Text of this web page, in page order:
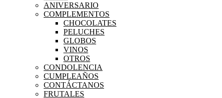
ANIVERSARIO
COMPLEMENTOS
CHOCOLATES
PELUCHES
GLOBOS
VINOS
OTROS
CONDOLENCIA
CUMPLEAÑOS
CONTÁCTANOS
FRUTALES